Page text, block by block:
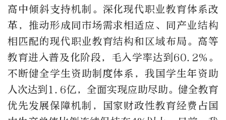
高中倾斜支持机制。深化现代职业教育体系改
革，推动形成同市场需求相适应、同产业结构
相匹配的现代职业教育结构和区域布局。高等
教育进入普及化阶段，毛入学率达到60.2%。
不断健全学生资助制度体系，我国学生年资助
人次达到1.6亿，全面实现应助尽助。健全教育
优先发展保障机制，国家财政性教育经费占国